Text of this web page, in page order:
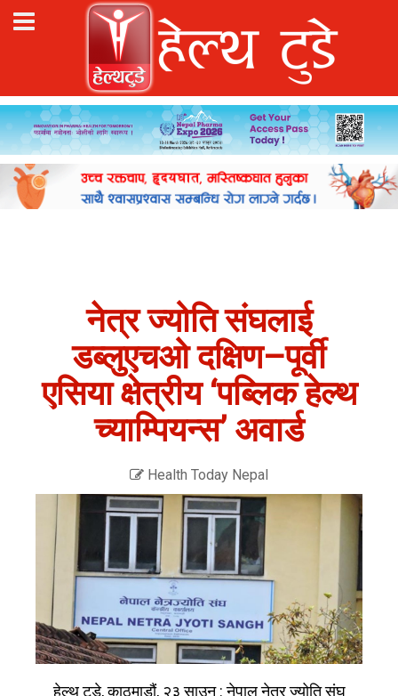
नेत्र ज्योति संघलाई
डब्लुएचओ दक्षिण–पूर्वी
एसिया क्षेत्रीय ‘पब्लिक हेल्थ
च्याम्पियन्स’ अवार्ड
Health Today Nepal
हेल्थ टुडे, काठमाडौं, २३ साउन : नेपाल नेत्र ज्योति संघ